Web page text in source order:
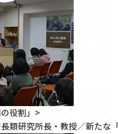
役割」>
研究所長・教授／新たな